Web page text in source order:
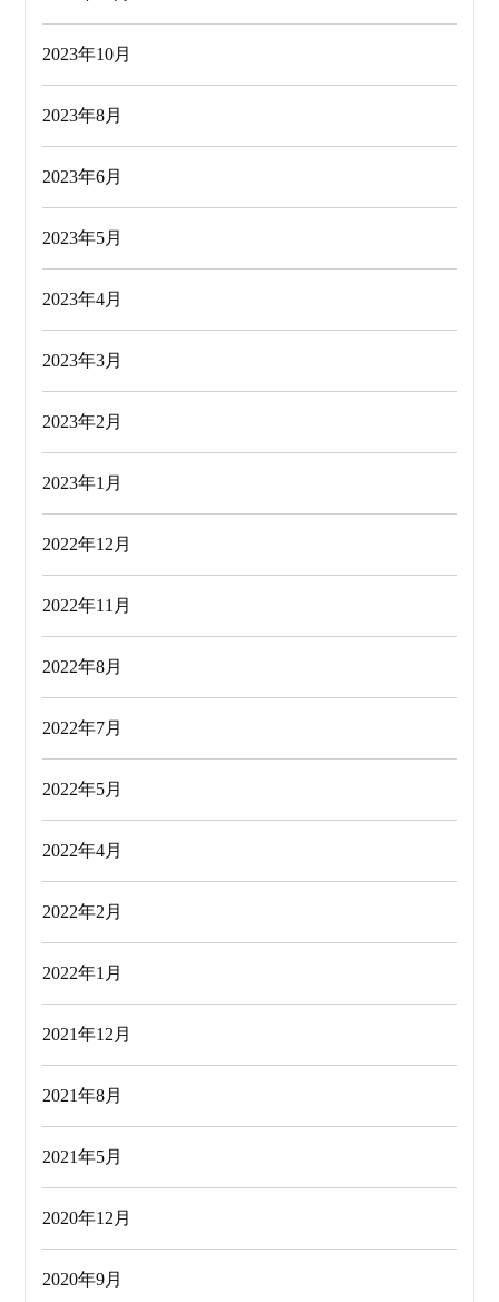
2023年10月
2023年8月
2023年6月
2023年5月
2023年4月
2023年3月
2023年2月
2023年1月
2022年12月
2022年11月
2022年8月
2022年7月
2022年5月
2022年4月
2022年2月
2022年1月
2021年12月
2021年8月
2021年5月
2020年12月
2020年9月